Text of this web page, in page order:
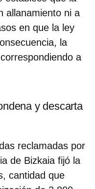
allanamiento ni a
en que la ley
la
a
y descarta
reclamadas por
de Bizkaia fijó la
, cantidad que